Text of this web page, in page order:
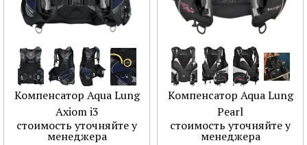
Компенсатор Aqua Lung
Axiom i3
стоимость уточняйте у
менеджера
Компенсатор Aqua Lung
Pearl
стоимость уточняйте у
менеджера